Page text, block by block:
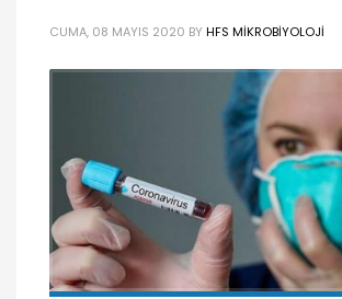
CUMA, 08 MAYIS 2020 BY HFS MIKROBIYOLOJI